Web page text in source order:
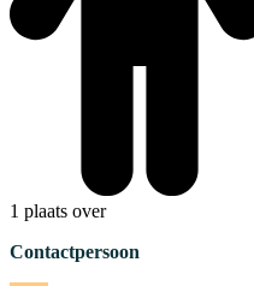
1 plaats over
Contactpersoon